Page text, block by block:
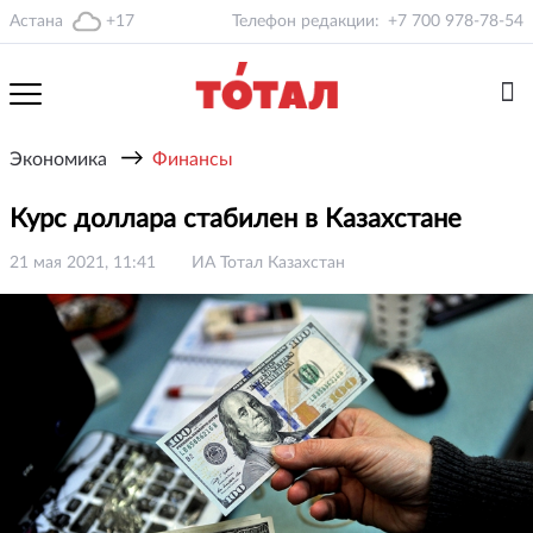
Астана +17 Телефон редакции: +7 700 978-78-54
Экономика → Финансы
Курс доллара стабилен в Казахстане
21 мая 2021, 11:41 ИА Тотал Казахстан